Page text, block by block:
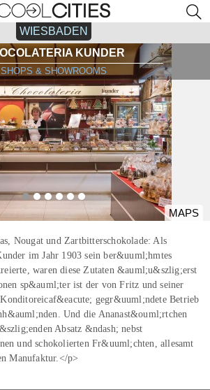
WIESBADEN
KUNDER
SHOPS & SHOWROOMS
MAPS
Nougat und Zartbitterschokolade: Als
im Jahr 1903 sein ber&uuml;hmtes
waren diese Zutaten &auml;u&szlig;erst
sp&auml;ter ist der von Fritz und seiner
gegr&uuml;ndete Betrieb
Und die Ananast&ouml;rtchen
Absatz &ndash; nebst
und schokolierten Fr&uuml;chten, allesamt
Manufaktur.</p>